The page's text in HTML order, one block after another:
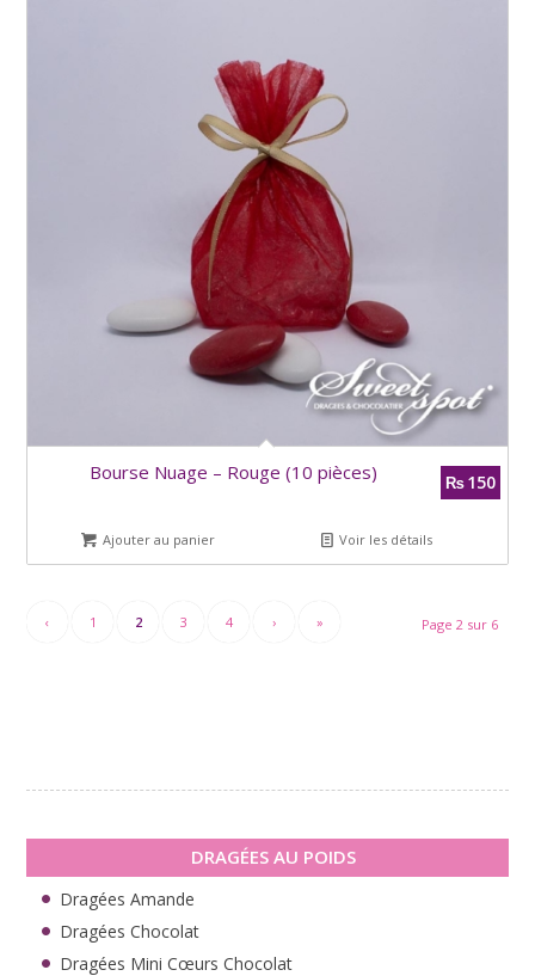
Bourse Nuage – Rouge (10 pièces) ₨150
Ajouter au panier Voir les détails
Page 2 sur 6
‹ 1 2 3 4 › »
DRAGÉES AU POIDS
Dragées Amande
Dragées Chocolat
Dragées Mini Cœurs Chocolat